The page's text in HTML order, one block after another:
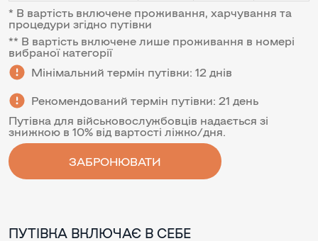
* В вартість включене проживання, харчування та
процедури згідно путівки
** В вартість включене лише проживання в номері
вибраної категорії
Мінімальний термін путівки: 12 днів
Рекомендований термін путівки: 21 день
Путівка для військовослужбовців надається зі
знижкою в 10% від вартості ліжко/дня.
ЗАБРОНЮВАТИ
ПУТІВКА ВКЛЮЧАЄ В СЕБЕ